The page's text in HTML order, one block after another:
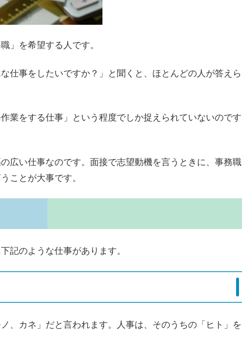
」を希望する人です。
仕事をしたいですか？」と聞くと、ほとんどの人が答えら
業をする仕事」という程度でしか捉えられていないのです
広い仕事なのです。面接で志望動機を言うときに、事務職
ことが大事です。
記のような仕事があります。
、カネ」だと言われます。人事は、そのうちの「ヒト」を